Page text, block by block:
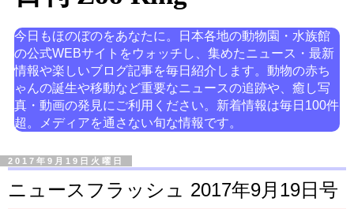
今日もほのぼのをあなたに。日本各地の動物園・水族館
の公式WEBサイトをウォッチし、集めたニュース・最新
情報や楽しいブログ記事を毎日紹介します。動物の赤ち
ゃんの誕生や移動など重要なニュースの追跡や、癒し写
真・動画の発見にご利用ください。新着情報は毎日100件
超。メディアを通さない旬な情報です。
2017年9月19日火曜日
ニュースフラッシュ 2017年9月19日号